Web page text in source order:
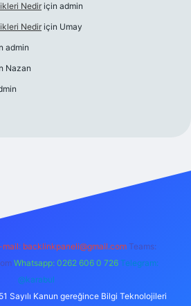
Nedir için admin
Nedir için Umay
admin
Nazan
mail: backlinkpaneli@gmail.com Teams:
Whatsapp: 0262 606 0 726 Telegram:
@karabul
Sayılı Kanun gereğince Bilgi Teknolojileri